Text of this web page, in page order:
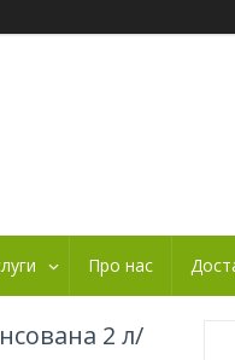
Про нас
2 л/